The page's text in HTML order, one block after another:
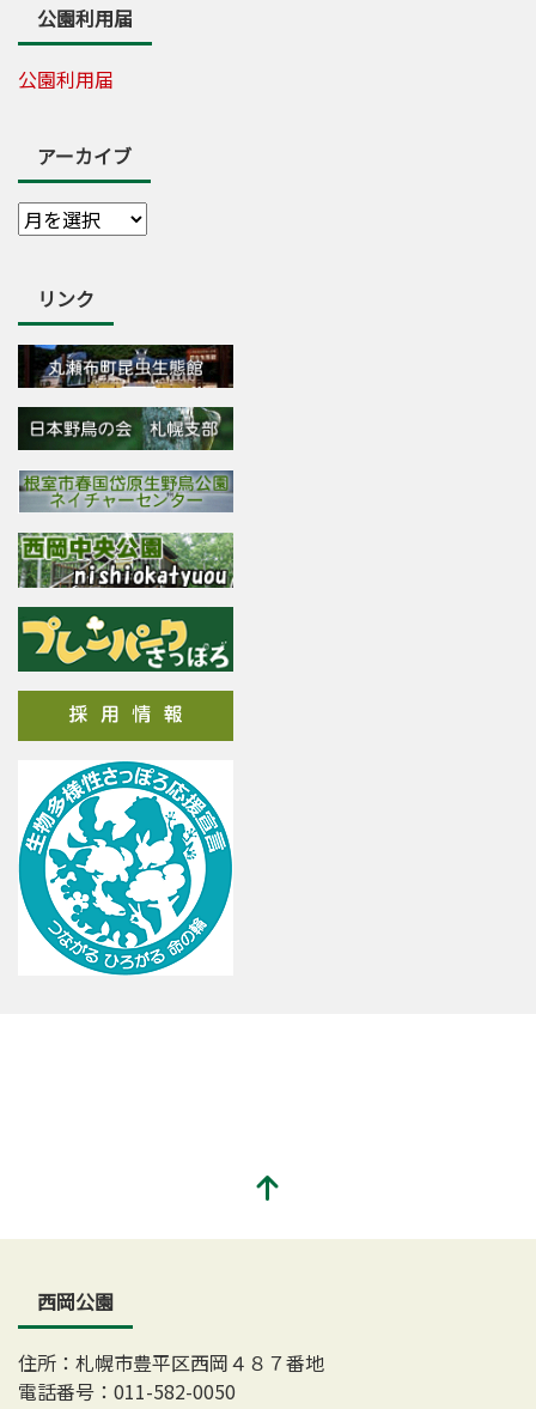
公園利用届
公園利用届
アーカイブ
リンク
西岡公園
住所：札幌市豊平区西岡４８７番地
電話番号：011-582-0050